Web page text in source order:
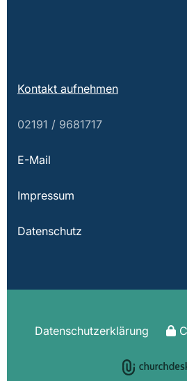
Kontakt aufnehmen
02191 / 9681717
E-Mail
Impressum
Datenschutz
Datenschutzerklärung